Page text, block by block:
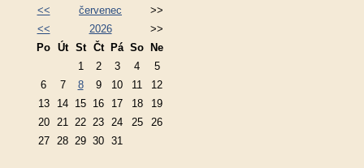
<< červenec
>>
<<
2026
>>
Po Út St Čt Pá So
Ne
1
2 3 4
5
6
7 8 9 10 11
12
13
14 15 16 17 18
19
20
21 22 23 24 25
26
27
28 29 30 31